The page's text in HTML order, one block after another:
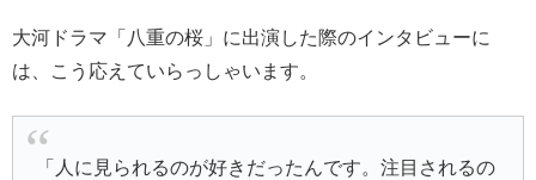
大河ドラマ「八重の桜」に出演した際のインタビューに
は、こう応えていらっしゃいます。
「人に見られるのが好きだったんです。注目されるの